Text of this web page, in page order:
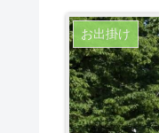
お出掛け